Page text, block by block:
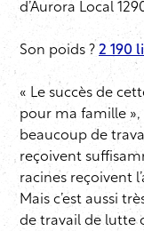
d’Aurora Local
Son poids ? 2 190
« Le succès de
pour ma famille »,
beaucoup de
reçoivent
racines reçoivent
Mais c’est aussi
de travail de lutte